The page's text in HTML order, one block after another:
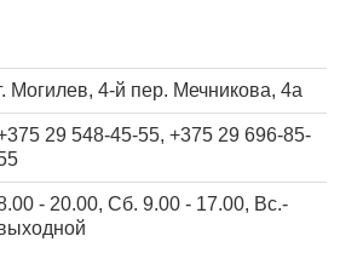
Могилев, 4-й пер. Мечникова, 4а
29 548-45-55, +375 29 696-85-
- 20.00, Сб. 9.00 - 17.00, Вс.-